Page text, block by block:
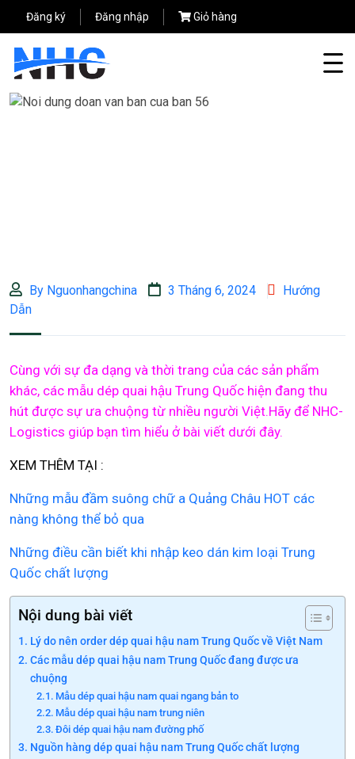
Đăng ký Đăng nhập Giỏ hàng
By Nguonhangchina 3 Tháng 6, 2024
Hướng
Dẫn
Cùng với sự đa dạng và thời trang của các sản phẩm
khác, các mẫu dép quai hậu Trung Quốc hiện đang thu
hút được sự ưa chuộng từ nhiều người Việt.Hãy để NHC-
Logistics giúp bạn tìm hiểu ở bài viết dưới đây.
XEM THÊM TẠI :
Những mẫu đầm suông chữ a Quảng Châu HOT các
nàng không thể bỏ qua
Những điều cần biết khi nhập keo dán kim loại Trung
Quốc chất lượng
Nội dung bài viết
Lý do nên order dép quai hậu nam Trung Quốc về Việt Nam
Các mẫu dép quai hậu nam Trung Quốc đang được ưa
chuộng
Mẫu dép quai hậu nam quai ngang bản to
Mẫu dép quai hậu nam trung niên
Đôi dép quai hậu nam đường phố
Nguồn hàng dép quai hậu nam Trung Quốc chất lượng